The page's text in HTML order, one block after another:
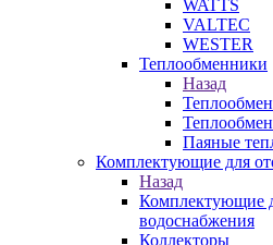
WATTS
VALTEC
WESTER
Теплообменники
Назад
Паяные
Комплектующие для
Назад
Комплектующие
водоснабжения
Коллекторы